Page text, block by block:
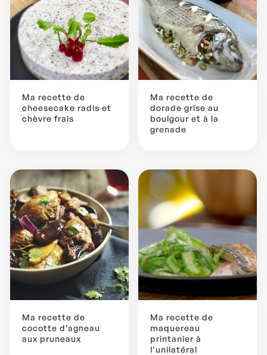
Ma recette de
cheesecake radis et
chèvre frais
Ma recette de
dorade grise au
boulgour et à la
grenade
Ma recette de
cocotte d’agneau
aux pruneaux
Ma recette de
maquereau
printanier à
l’unilatéral